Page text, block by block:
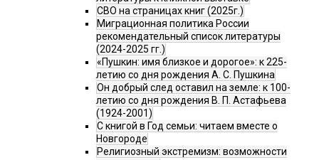
СВО на страницах книг (2025г.)
Миграционная политика России
рекомендательный список литературы
(2024-2025 гг.)
«Пушкин: имя близкое и дорогое»: к 225-
летию со дня рождения А. С. Пушкина
Он добрый след оставил на земле: к 100-
летию со дня рождения В. П. Астафьева
(1924-2001)
С книгой в Год семьи: читаем вместе о
Новгороде
Религиозный экстремизм: возможности